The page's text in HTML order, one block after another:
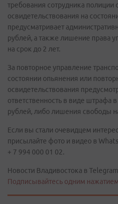
требования сотрудника
освидетельствования на
предусматривает
рублей, а также лишение права
на срок до 2 лет.
За повторное управление
состоянии опьянения или
освидетельствования
ответственность в виде штрафа
рублей, либо лишения свободы
Если вы стали очевидцем
присылайте фото и видео в
+ 7 994 000 01 02.
Новости Владивостока в
Подписывайтесь одним